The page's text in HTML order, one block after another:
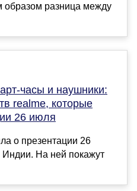
образом разница между
часы и наушники:
realme, которые
26 июля
о презентации 26
Индии. На ней покажут